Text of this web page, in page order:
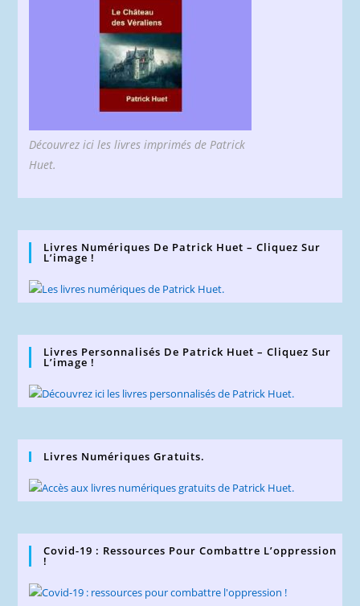
Découvrez ici les livres imprimés de Patrick
Huet.
Livres Numériques De Patrick Huet – Cliquez Sur
L’image !
Livres Personnalisés De Patrick Huet – Cliquez Sur
L’image !
Livres Numériques Gratuits.
Covid-19 : Ressources Pour Combattre L’oppression
!